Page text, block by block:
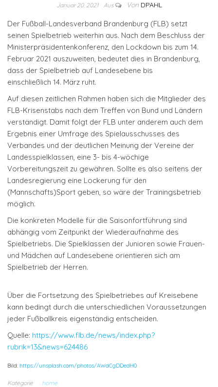
Januar 20, 2021 Aus Von DPAHL
Der Fußball-Landesverband Brandenburg (FLB) setzt
seinen Spielbetrieb weiterhin aus. Nach dem Beschluss der
Ministerpräsidentenkonferenz, den Lockdown bis zum 14.
Februar 2021 auszuweiten, bedeutet dies in Brandenburg,
dass der Spielbetrieb auf Landesebene bis
einschließlich 14. März ruht.
Auf diesen zeitlichen Rahmen haben sich die Mitglieder des
FLB-Krisenstabs nach dem Treffen von Bund und Ländern
verständigt. Damit folgt der FLB unter anderem auch dem
Ergebnis einer Umfrage des Spielausschusses des
Verbandes und der deutlichen Meinung der Vereine der
Landesspielklassen, eine 3- bis 4-wöchige
Vorbereitungszeit zu gewähren. Sollte es also seitens der
Landesregierung eine Lockerung für den
(Mannschafts)Sport geben, so wäre der Trainingsbetrieb
möglich.
Die konkreten Modelle für die Saisonfortführung sind
abhängig vom Zeitpunkt der Wiederaufnahme des
Spielbetriebs. Die Spielklassen der Junioren sowie Frauen-
und Mädchen auf Landesebene orientieren sich am
Spielbetrieb der Herren.
Über die Fortsetzung des Spielbetriebes auf Kreisebene
kann bedingt durch die unterschiedlichen Voraussetzungen
jeder Fußballkreis eigenständig entscheiden.
Quelle: https://www.flb.de/news/index.php?
rubrik=13&news=624486
Bild: https://unsplash.com/photos/AWdCgDDedH0
Kategorie home